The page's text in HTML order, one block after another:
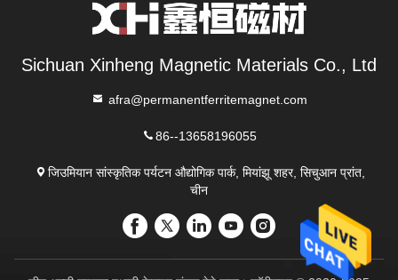
Sichuan Xinheng Magnetic Materials Co., Ltd
afra@permanentferritemagnet.com
86--13658196055
जिउमियान सांस्कृतिक पर्यटन औद्योगिक पार्क, मियांझू शहर, सिचुआन प्रांत,
चीन